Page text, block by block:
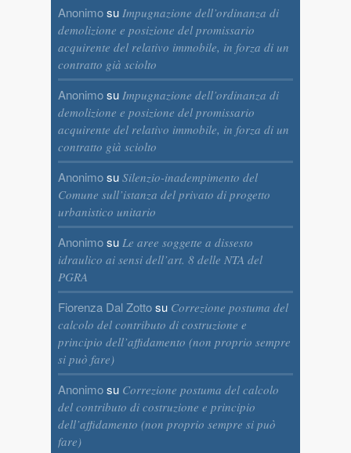
Anonimosu Impugnazione dell’ordinanza di
demolizione e posizione del promissario
acquirente del relativo immobile, in forza di un
contratto già sciolto
Anonimosu Impugnazione dell’ordinanza di
demolizione e posizione del promissario
acquirente del relativo immobile, in forza di un
contratto già sciolto
Anonimosu Silenzio-inadempimento del
Comune sull’istanza del privato di progetto
urbanistico unitario
Anonimosu Le aree soggette a dissesto
idraulico ai sensi dell’art. 8 delle NTA del
PGRA
Fiorenza Dal Zottosu Correzione postuma del
calcolo del contributo di costruzione e
principio dell’affidamento (non proprio sempre
si può fare)
Anonimosu Correzione postuma del calcolo
del contributo di costruzione e principio
dell’affidamento (non proprio sempre si può
fare)